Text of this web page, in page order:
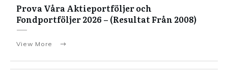
Prova Våra Aktieportföljer och
Fondportföljer 2026 – (Resultat Från 2008)
View More